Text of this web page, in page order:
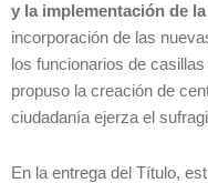
y la implementación de
incorporación de las
los funcionarios de
propuso la creación de
ciudadanía ejerza el
En la entrega del Título,